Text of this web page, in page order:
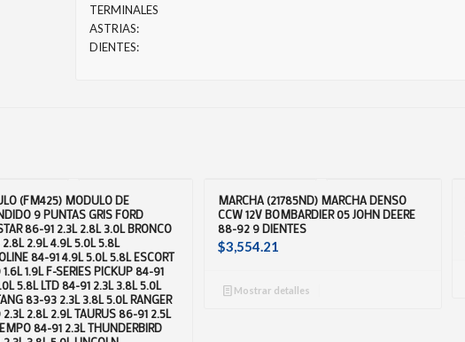
TERMINALES
ASTRIAS:
DIENTES:
(FM425) MODULO DE
9 PUNTAS GRIS FORD
86-91 2.3L 2.8L 3.0L BRONCO
2.9L 4.9L 5.0L 5.8L
84-91 4.9L 5.0L 5.8L ESCORT
1.9L F-SERIES PICKUP 84-91
5.8L LTD 84-91 2.3L 3.8L 5.0L
83-93 2.3L 3.8L 5.0L RANGER
2.8L 2.9L TAURUS 86-91 2.5L
84-91 2.3L THUNDERBIRD
MARCHA (21785ND) MARCHA DENSO
CCW 12V BOMBARDIER 05 JOHN DEERE
88-92 9 DIENTES
$3,554.21
Mostrar detalles